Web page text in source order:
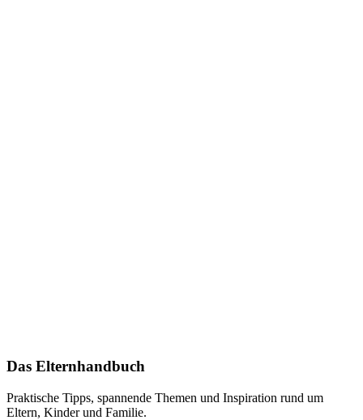
Das Elternhandbuch
Praktische Tipps, spannende Themen und Inspiration rund um
Eltern, Kinder und Familie.